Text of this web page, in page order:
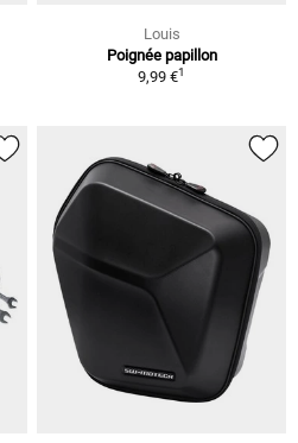
Louis
Poignée papillon
9,99 €1